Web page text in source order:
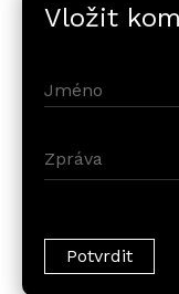
Vložit